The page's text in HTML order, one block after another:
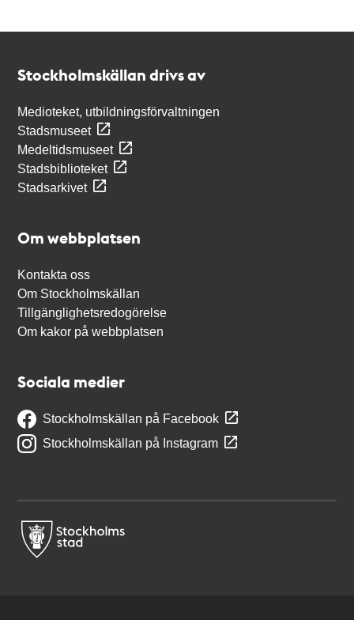
Stockholmskällan drivs av
Medioteket, utbildningsförvaltningen
Stadsmuseet
Medeltidsmuseet
Stadsbiblioteket
Stadsarkivet
Om webbplatsen
Kontakta oss
Om Stockholmskällan
Tillgänglighetsredogörelse
Om kakor på webbplatsen
Sociala medier
Stockholmskällan på Facebook
Stockholmskällan på Instagram